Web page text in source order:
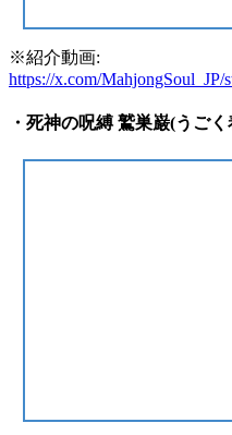
※紹介動画:
https://x.com/MahjongSoul_JP/
・死神の呪縛 鷲巣巌(うご